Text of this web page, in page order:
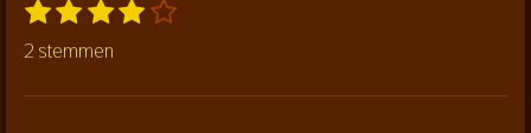
R
a
i
1
s
t
e
2
s
t
e
3
s
t
e
4
e
5
e
S
2 stemmen